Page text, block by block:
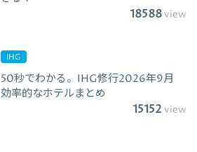
18588view
IHG
50秒でわかる。IHG修行2026年9月
効率的なホテルまとめ
15152 view